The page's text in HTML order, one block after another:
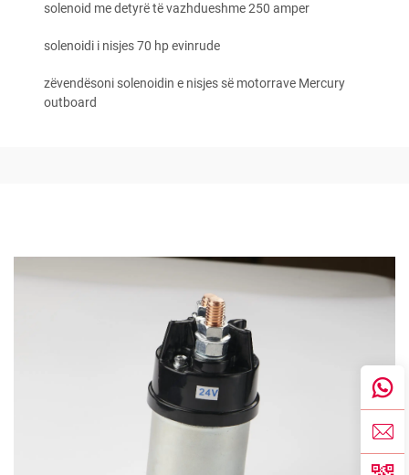
solenoid me detyrë të vazhdueshme 250 amper
solenoidi i nisjes 70 hp evinrude
zëvendësoni solenoidin e nisjes së motorrave Mercury
outboard